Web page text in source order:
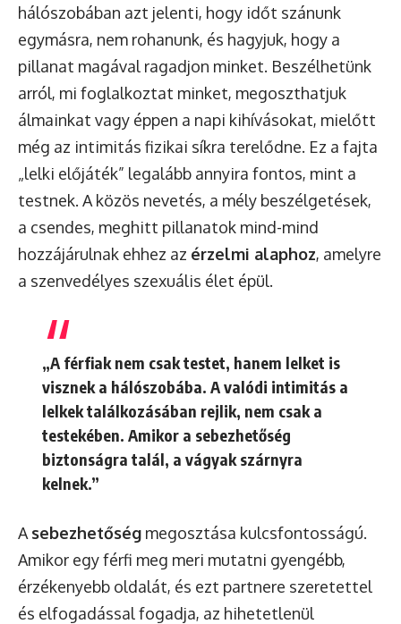
hálószobában azt jelenti, hogy időt szánunk
egymásra, nem rohanunk, és hagyjuk, hogy a
pillanat magával ragadjon minket. Beszélhetünk
arról, mi foglalkoztat minket, megoszthatjuk
álmainkat vagy éppen a napi kihívásokat, mielőtt
még az intimitás fizikai síkra terelődne. Ez a fajta
„lelki előjáték” legalább annyira fontos, mint a
testnek. A közös nevetés, a mély beszélgetések,
a csendes, meghitt pillanatok mind-mind
hozzájárulnak ehhez az érzelmi alaphoz, amelyre
a szenvedélyes szexuális élet épül.
„A férfiak nem csak testet, hanem lelket is
visznek a hálószobába. A valódi intimitás a
lelkek találkozásában rejlik, nem csak a
testekében. Amikor a sebezhetőség
biztonságra talál, a vágyak szárnyra
kelnek.”
A sebezhetőség megosztása kulcsfontosságú.
Amikor egy férfi meg meri mutatni gyengébb,
érzékenyebb oldalát, és ezt partnere szeretettel
és elfogadással fogadja, az hihetetlenül